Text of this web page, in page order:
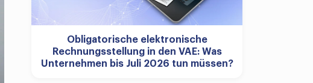
Obligatorische elektronische
Rechnungsstellung in den VAE: Was
Unternehmen bis Juli 2026 tun müssen?